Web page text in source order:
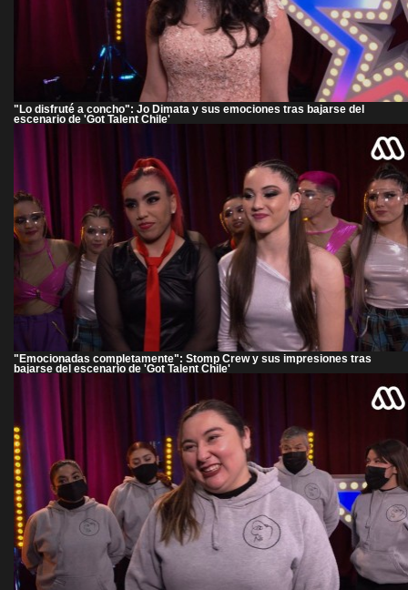
"Lo disfruté a concho": Jo Dimata y sus emociones tras bajarse del
escenario de 'Got Talent Chile'
"Emocionadas completamente": Stomp Crew y sus impresiones tras
bajarse del escenario de 'Got Talent Chile'